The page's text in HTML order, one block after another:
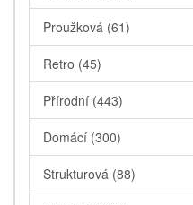
Proužková (61)
Retro (45)
Přírodní (443)
Domácí (300)
Strukturová (88)